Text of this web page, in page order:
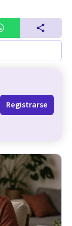
Registrarse